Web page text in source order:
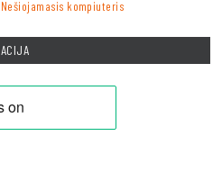
Nešiojamasis kompiuteris